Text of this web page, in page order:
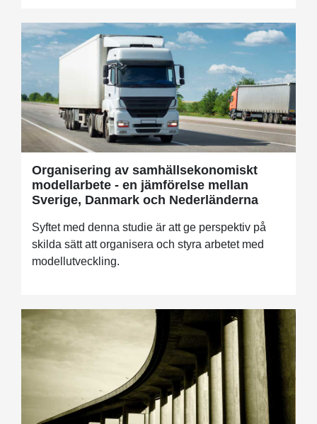
Organisering av samhällsekonomiskt
modellarbete - en jämförelse mellan
Sverige, Danmark och Nederländerna
Syftet med denna studie är att ge perspektiv på
skilda sätt att organisera och styra arbetet med
modellutveckling.